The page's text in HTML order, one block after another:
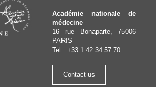
Académie nationale de
médecine
16 rue Bonaparte, 75006
PARIS
Tel : +33 1 42 34 57 70
Contact-us